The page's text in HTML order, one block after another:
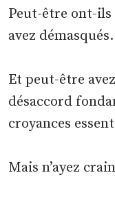
Peut-être ont-ils
avez démasqués.
Et peut-être
désaccord
croyances
Mais n’ayez